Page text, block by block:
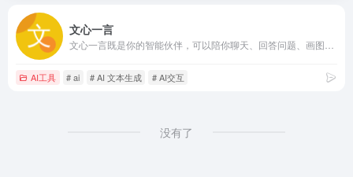
文心一言
AI工具 # ai # AI 文本生成 # AI交互
没有了